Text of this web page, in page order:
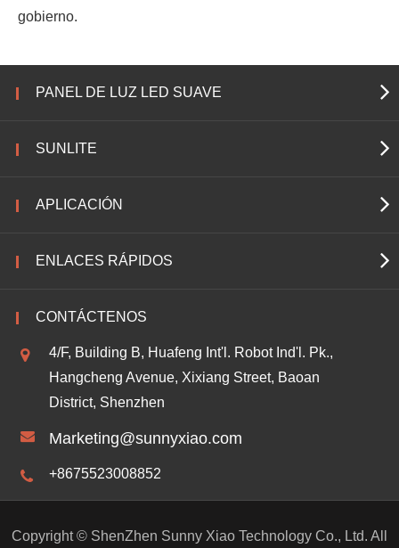
gobierno.
PANEL DE LUZ LED SUAVE
SUNLITE
APLICACIÓN
ENLACES RÁPIDOS
CONTÁCTENOS
4/F, Building B, Huafeng Int'l. Robot Ind'l. Pk.,
Hangcheng Avenue, Xixiang Street, Baoan
District, Shenzhen
Marketing@sunnyxiao.com
+8675523008852
Copyright © ShenZhen Sunny Xiao Technology Co., Ltd. All